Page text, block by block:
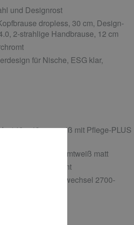
und Designrost
dropless, 30 cm, Design-
2-strahlige Handbrause, 12 cm
für Nische, ESG klar,
140 x 49 cm, weiß mit Pflege-PLUS
x 50 x 140 cm, samtweiß matt
verchromt
140 x75 cm, Farbwechsel 2700-